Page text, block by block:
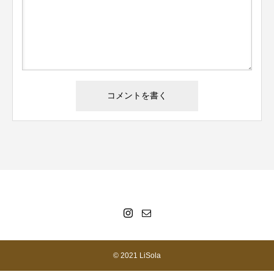
© 2021 LiSola